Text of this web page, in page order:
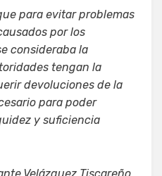
para evitar problemas
por los
consideraba la
tengan la
devoluciones de la
para poder
y suficiencia